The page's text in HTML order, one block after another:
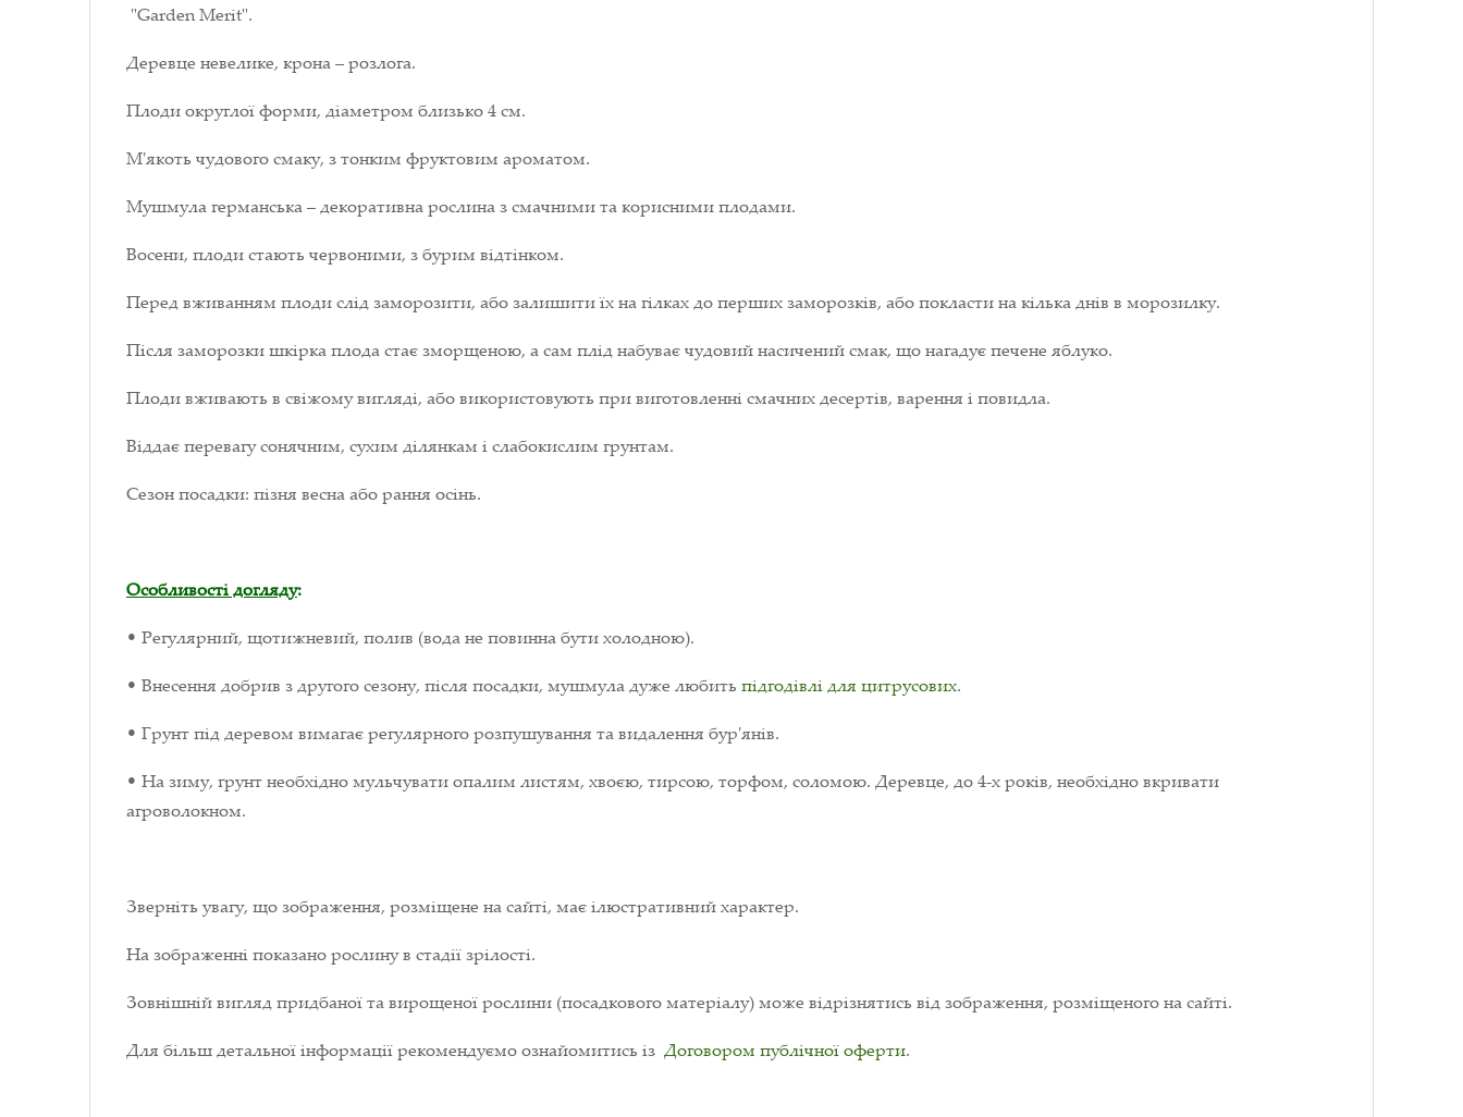
"Garden Merit".
Деревце невелике, крона – розлога.
Плоди округлої форми, діаметром близько 4 см.
М'якоть чудового смаку, з тонким фруктовим ароматом.
Мушмула германська – декоративна рослина з смачними та корисними плодами.
Восени, плоди стають червоними, з бурим відтінком.
Перед вживанням плоди слід заморозити, або залишити їх на гілках до перших заморозків, або покласти на кілька днів в морозилку.
Після заморозки шкірка плода стає зморщеною, а сам плід набуває чудовий насичений смак, що нагадує печене яблуко.
Плоди вживають в свіжому вигляді, або використовують при виготовленні смачних десертів, варення і повидла.
Віддає перевагу сонячним, сухим ділянкам і слабокислим грунтам.
Сезон посадки: пізня весна або рання осінь.
Особливості догляду:
• Регулярний, щотижневий, полив (вода не повинна бути холодною).
• Внесення добрив з другого сезону, після посадки, мушмула дуже любить підгодівлі для цитрусових.
• Грунт під деревом вимагає регулярного розпушування та видалення бур'янів.
• На зиму, ґрунт необхідно мульчувати опалим листям, хвоєю, тирсою, торфом, соломою. Деревце, до 4-х років, необхідно вкривати
агроволокном.
Зверніть увагу, що зображення, розміщене на сайті, має ілюстративний характер.
На зображенні показано рослину в стадії зрілості.
Зовнішній вигляд придбаної та вирощеної рослини (посадкового матеріалу) може відрізнятись від зображення, розміщеного на сайті.
Для більш детальної інформації рекомендуємо ознайомитись із Договором публічної оферти.